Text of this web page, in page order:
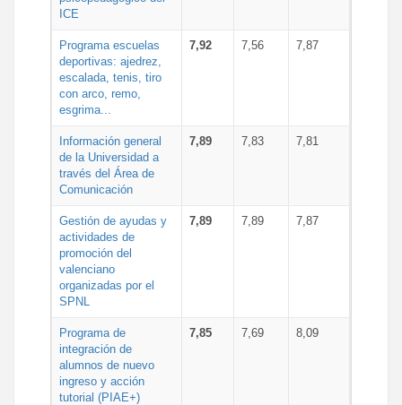
ICE
Programa escuelas
deportivas: ajedrez,
escalada, tenis, tiro
con arco, remo,
esgrima...
7,92 7,56 7,87
Información general
de la Universidad a
través del Área de
Comunicación
7,89 7,83 7,81
Gestión de ayudas y
actividades de
promoción del
valenciano
organizadas por el
SPNL
7,89 7,89 7,87
Programa de
integración de
alumnos de nuevo
ingreso y acción
tutorial (PIAE+)
7,85 7,69 8,09